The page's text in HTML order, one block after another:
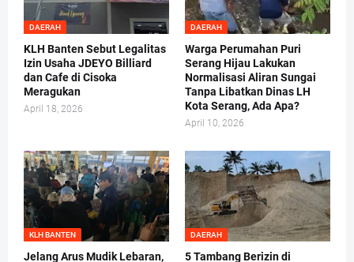
DAERAH
KLH Banten Sebut Legalitas
Izin Usaha JDEYO Billiard
dan Cafe di Cisoka
Meragukan
April 18, 2026
DAERAH
Warga Perumahan Puri
Serang Hijau Lakukan
Normalisasi Aliran Sungai
Tanpa Libatkan Dinas LH
Kota Serang, Ada Apa?
April 10, 2026
KLH BANTEN
Jelang Arus Mudik Lebaran,
DAERAH
5 Tambang Berizin di